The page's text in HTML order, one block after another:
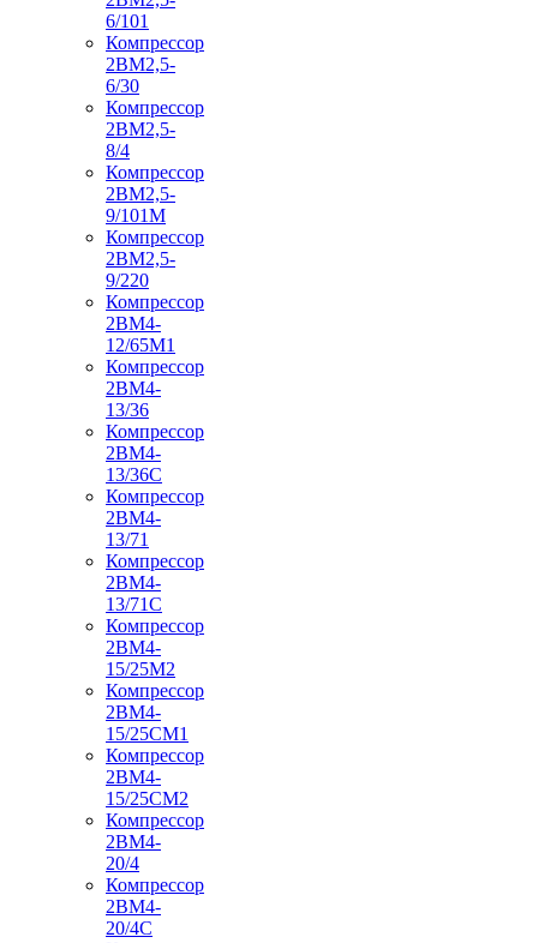
6/101
Компрессор
2ВМ2,5-
6/30
Компрессор
2ВМ2,5-
8/4
Компрессор
2ВМ2,5-
9/101М
Компрессор
2ВМ2,5-
9/220
Компрессор
2ВМ4-
12/65М1
Компрессор
2ВМ4-
13/36
Компрессор
2ВМ4-
13/36С
Компрессор
2ВМ4-
13/71
Компрессор
2ВМ4-
13/71С
Компрессор
2ВМ4-
15/25М2
Компрессор
2ВМ4-
15/25СМ1
Компрессор
2ВМ4-
15/25СМ2
Компрессор
2ВМ4-
20/4
Компрессор
2ВМ4-
20/4С